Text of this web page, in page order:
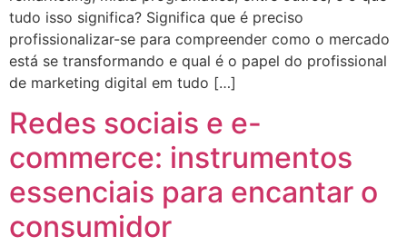
tudo isso significa? Significa que é preciso
profissionalizar-se para compreender como o mercado
está se transformando e qual é o papel do profissional
de marketing digital em tudo […]
Redes sociais e e-
commerce: instrumentos
essenciais para encantar o
consumidor